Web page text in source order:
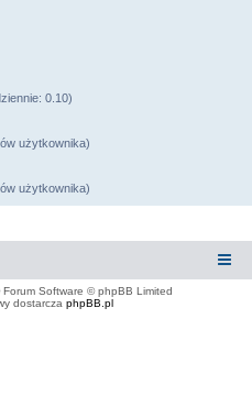
0.10)
użytkownika)
użytkownika)
Forum Software © phpBB Limited
dostarcza phpBB.pl